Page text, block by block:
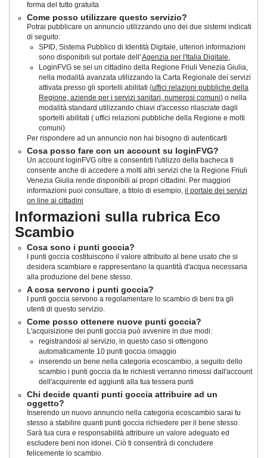
forma del tutto gratuita
Come posso utilizzare questo servizio?
Potrai pubblicare un annuncio utilizzando uno dei due sistemi indicati
di seguito:
SPID, Sistema Pubblico di Identità Digitale, ulteriori informazioni
sono disponibili sul portale dell'Agenzia per l'Italia Digitale,
LoginFVG se sei un cittadino della Regione Friuli Venezia Giulia,
nella modalità avanzata utilizzando la Carta Regionale dei servizi
attivata presso gli sportelli abilitati (uffici relazioni pubbliche della
Regione, aziende per i servizi sanitari, numerosi comuni) o nella
modalità standard utilizzando chiavi d'accesso rilasciate dagli
sportelli abilitati ( uffici relazioni pubbliche della Regione e molti
comuni)
Per rispondere ad un annuncio non hai bisogno di autenticarti
Cosa posso fare con un account su loginFVG?
Un account loginFVG oltre a consentirti l'utilizzo della bacheca ti
consente anche di accedere a molti altri servizi che la Regione Friuli
Venezia Giulia rende disponibili ai propri cittadini. Per maggiori
informazioni puoi consultare, a titolo di esempio, il portale dei servizi
on line ai cittadini
Informazioni sulla rubrica Eco
Scambio
Cosa sono i punti goccia?
I punti goccia costituiscono il valore attribuito al bene usato che si
desidera scambiare e rappresentano la quantità d'acqua necessaria
alla produzione del bene stesso.
A cosa servono i punti goccia?
I punti goccia servono a regolamentare lo scambio di beni tra gli
utenti di questo servizio.
Come posso ottenere nuove punti goccia?
L'acquisizione dei punti goccia può avvenire in due modi:
registrandosi al servizio, in questo caso si ottengono
automaticamente 10 punti goccia omaggio
inserendo un bene nella categoria ecoscambio, a seguito dello
scambio i punti goccia da te richiesti verranno rimossi dall'account
dell'acquirente ed aggiunti alla tua tessera punti
Chi decide quanti punti goccia attribuire ad un
oggetto?
Inserendo un nuovo annuncio nella categoria ecoscambio sarai tu
stesso a stabilire quanti punti goccia richiedere per il bene stesso.
Sarà tua cura e responsabilità attribuire un valore adeguato ed
escludere beni non idonei. Ciò ti consentirà di concludere
felicemente lo scambio.